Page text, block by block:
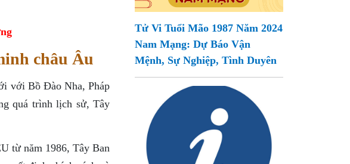
châu Âu
với Bồ Đào Nha, Pháp
quá trình lịch sử, Tây
từ năm 1986, Tây Ban
Tử Vi Tuổi Mão 1987 Năm 2024
Nam Mạng: Dự Báo Vận
Mệnh, Sự Nghiệp, Tình Duyên